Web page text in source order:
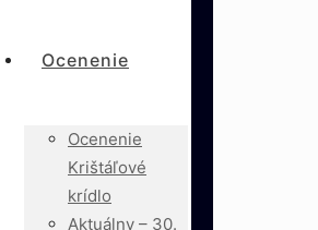
Ocenenie
Ocenenie
Krištáľové
krídlo
Aktuálny – 30.